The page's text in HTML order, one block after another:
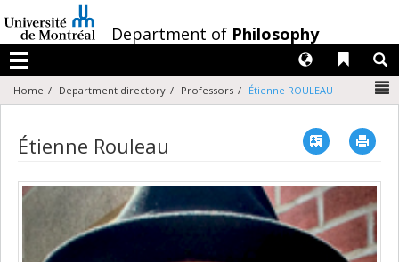
au
contenu
/Department of Philosophy
Menu
Liens
Langues
Home Department directory Professors Étienne ROULEAU
Étienne Rouleau Vcard